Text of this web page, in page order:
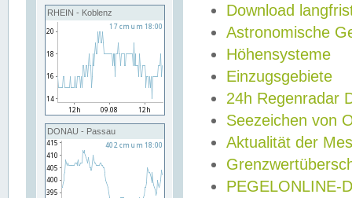
RHEIN - Koblenz
DONAU - Passau
Download
Astronomische
Höhensysteme
Einzugsgebiete
24h Regenradar
Seezeichen von
Aktualität der
PEGELONLINE-